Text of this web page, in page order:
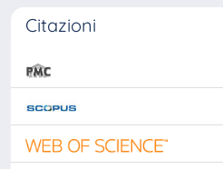
Citazioni